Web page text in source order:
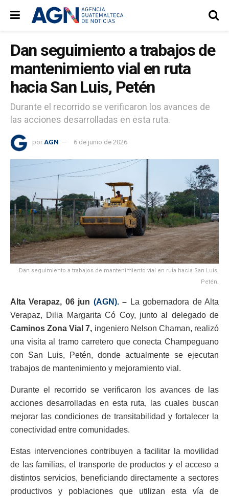
Dan seguimiento a trabajos de
mantenimiento vial en ruta
hacia San Luis, Petén
Durante el recorrido se verificaron los avances de
las acciones desarrolladas en esta ruta.
por AGN 6 de junio de 2026
Dan seguimiento a trabajos de mantenimiento vial en ruta hacia San Luis,
Petén.
Alta Verapaz, 06 jun (AGN).– La gobernadora de Alta
Verapaz, Dilia Margarita Có Coy, junto al delegado de
Caminos Zona Vial 7, ingeniero Nelson Chaman, realizó
una visita al tramo carretero que conecta Champeguano
con San Luis, Petén, donde actualmente se ejecutan
trabajos de mantenimiento y mejoramiento vial.
Durante el recorrido se verificaron los avances de las
acciones desarrolladas en esta ruta, las cuales buscan
mejorar las condiciones de transitabilidad y fortalecer la
conectividad entre comunidades.
Estas intervenciones contribuyen a facilitar la movilidad
de las familias, el transporte de productos y el acceso a
distintos servicios, beneficiando directamente a sectores
productivos y poblaciones que utilizan esta vía de